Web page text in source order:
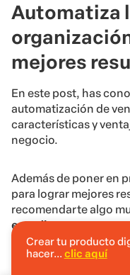
Automatiza
mejores
En este post, has
automatización de
características y
negocio.
Además de poner en
para lograr mejores
recomendarte algo
estudios para crecer
Pero, no basta con
En Hotmart
Crear tu producto
hacer... clic aquí